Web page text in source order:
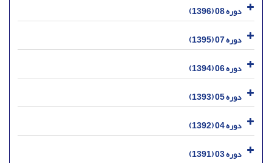
دوره 08 (1396)
دوره 07 (1395)
دوره 06 (1394)
دوره 05 (1393)
دوره 04 (1392)
دوره 03 (1391)